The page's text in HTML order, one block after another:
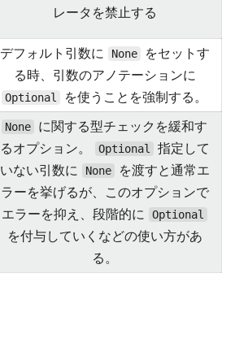
レータを禁止する
デフォルト引数に None
をセットす
る時、引数のアノテーションに
Optional を使うことを強制する。
None
に関する型チェックを緩和す
るオプション。
Optional
指定して
いない引数に
None
を渡すと通常エ
ラーを挙げるが、このオプションで
エラーを抑え、段階的に
Optional
を付与していくなどの使い方があ
る。